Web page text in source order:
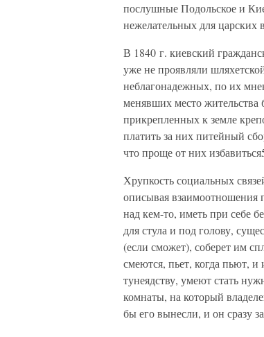
послушные Подольское и
нежелательных для царских
В 1840 г. киевский
уже не проявляли
неблагонадежных, по их
менявших место
прикрепленных к земле
платить за них питейный
что проще от них
Хрупкость социальных
описывая взаимоотношения
над кем-то, иметь при себе
для стула и под голову,
(если сможет), соберет им
смеются, пьет, когда пьют,
тунеядству, умеют стать
комнаты, на который
бы его вынесли, и он сразу